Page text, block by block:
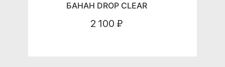
БАНАН DROP CLEAR
2 100 ₽